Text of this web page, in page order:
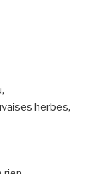
herbes,